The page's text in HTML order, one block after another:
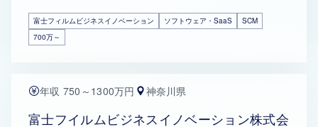
富士フィルムビジネスイノベーション ソフトウェア・SaaS
SCM
700万～
年収 750～1300万円 神奈川県
富士フイルムビジネスイノベーション株式会